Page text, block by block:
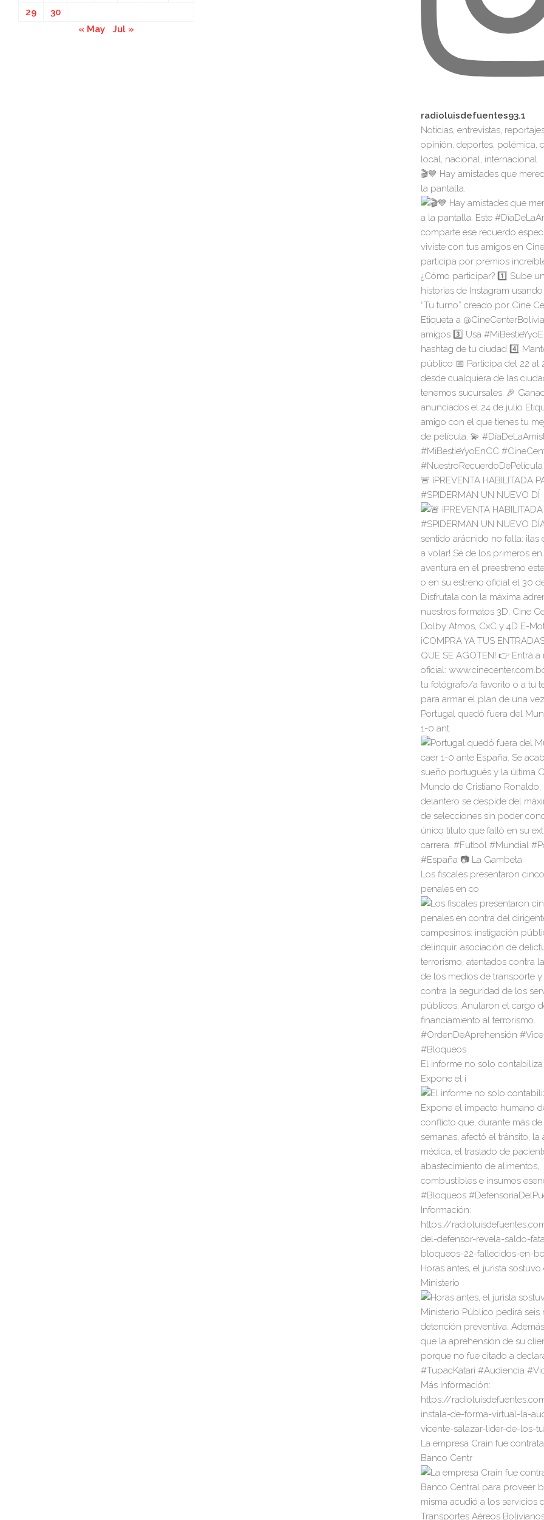
29
30
« May
Jul »
radioluisdefuentes93.1
Noticias, entrevistas,
opinión, deportes, polémica,
local, nacional, internacional
🎬💙 Hay amistades que
la pantalla.
🚨 ¡PREVENTA HABILITADA
#SPIDERMAN UN NUEVO DÍ
Portugal quedó fuera del
1-0 ant
Los fiscales presentaron
penales en co
El informe no solo contabiliza
Expone el i
Horas antes, el jurista sostuvo
Ministerio
La empresa Crain fue
Banco Centr